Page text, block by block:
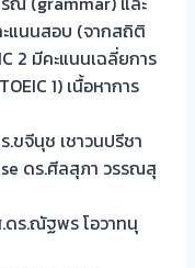
แนนสอบ (จากสถิติ
2 มีคะแนนเฉลี่ยการ
1) เนื้อหาการ
นุช เชาวนปรีชา
ร.ศีลสุภา วรรณสุ
.ณัฐพร โอวาทนุ